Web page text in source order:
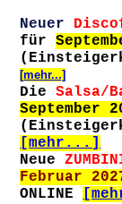
Neuer
für
[mehr...]
DieSalsa/
September
[mehr...]
Neue
Februar
ONLINE